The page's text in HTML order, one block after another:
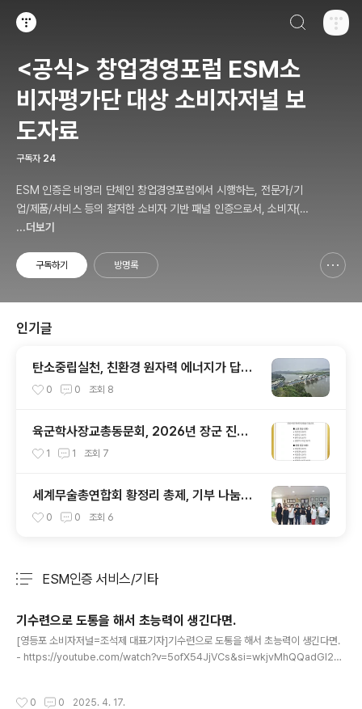
<공식> 창업경영포럼 ESM소
비자평가단 대상 소비자저널 보
도자료
구독자 24
ESM 인증은 비영리 단체인 창업경영포럼에서 시행하는, 전문가/기
업/제품/서비스 등의 철저한 소비자 기반 패널 인증으로서, 소비자(의
뢰인)에게 제공하는 패널인증 솔루션 서비스를 말합니다.
...더보기
구독하기 방명록
인기글
탄소중립실천, 친환경 원자력 에너지가 답이
다 0 0 조회 8
육군학사장교총동문회, 2026년 장군 진급
발표를 맞아
1 1 조회 7
세계무술총연합회 황정리 총제, 기부 나눔에
앞장 서 (7)
0 0 조회 6
ESM인증 서비스/기타
기수련으로 도통을 해서 초능력이 생긴다면.
[영등포 소비자저널=조석제 대표기자]기수련으로 도통을 해서 초능력이 생긴다면.
- https://youtube.com/watch?v=5ofX54JjVCs&si=wkjvMhQQadGl27
0 0 2025. 4. 17.